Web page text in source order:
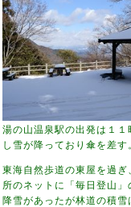
湯の山温泉駅の出発は１
し雪が降っており傘を差す
東海自然歩道の東屋を過
所のネットに「毎日登山
降雪があったが林道の積